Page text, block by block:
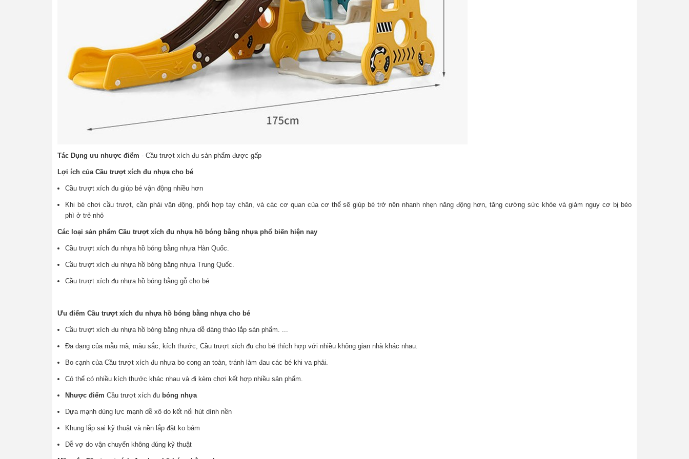
Tác Dụng ưu nhược điểm - Cầu trượt xích đu sản phẩm được gấp
Lợi ích của Cầu trượt xích đu nhựa cho bé
Cầu trượt xích đu giúp bé vận động nhiều hơn
Khi bé chơi cầu trượt, cần phải vận động, phối hợp tay chân, và các cơ quan của cơ thể sẽ giúp bé trở nên nhanh nhẹn năng động hơn, tăng cường sức khỏe và giảm nguy cơ bị béo
phì ở trẻ nhỏ
Các loại sản phẩm Cầu trượt xích đu nhựa hồ bóng bằng nhựa phổ biến hiện nay
Cầu trượt xích đu nhựa hồ bóng bằng nhựa Hàn Quốc.
Cầu trượt xích đu nhựa hồ bóng bằng nhựa Trung Quốc.
Cầu trượt xích đu nhựa hồ bóng bằng gỗ cho bé
Ưu điểm Cầu trượt xích đu nhựa hồ bóng bằng nhựa cho bé
Cầu trượt xích đu nhựa hồ bóng bằng nhựa dễ dàng tháo lắp sản phẩm. ...
Đa dạng của mẫu mã, màu sắc, kích thước, Cầu trượt xích đu cho bé thích hợp với nhiều không gian nhà khác nhau.
Bo cạnh của Cầu trượt xích đu nhựa bo cong an toàn, tránh làm đau các bé khi va phải.
Có thể có nhiều kích thước khác nhau và đi kèm chơi kết hợp nhiều sản phẩm.
Nhược điểm Cầu trượt xích đu bóng nhựa
Dựa mạnh dùng lực mạnh dễ xô do kết nối hút dính nền
Khung lắp sai kỹ thuật và nền lắp đặt ko bám
Dễ vợ do vận chuyển không đúng kỹ thuật